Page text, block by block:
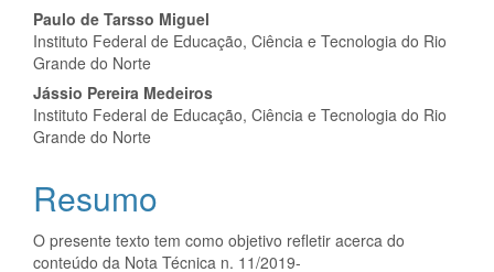
Conteúdo
do
artigo
principal
Paulo de Tarsso Miguel
Instituto Federal de Educação, Ciência e Tecnologia do Rio
Grande do Norte
Jássio Pereira Medeiros
Instituto Federal de Educação, Ciência e Tecnologia do Rio
Grande do Norte
Resumo
O presente texto tem como objetivo refletir acerca do
conteúdo da Nota Técnica n. 11/2019-